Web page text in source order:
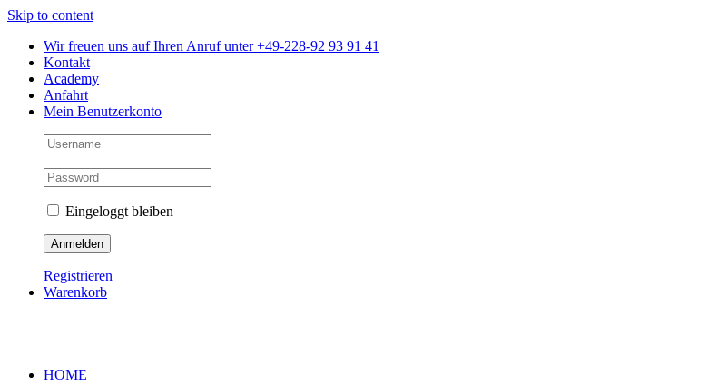
Skip to content
Wir freuen uns auf Ihren Anruf unter +49-228-92 93 91 41
Kontakt
Academy
Anfahrt
Mein Benutzerkonto
Eingeloggt bleiben
Registrieren
Warenkorb
HOME